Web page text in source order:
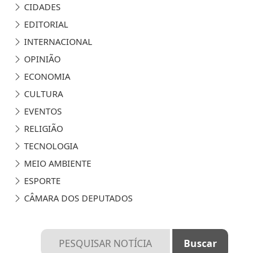
CIDADES
EDITORIAL
INTERNACIONAL
OPINIÃO
ECONOMIA
CULTURA
EVENTOS
RELIGIÃO
TECNOLOGIA
MEIO AMBIENTE
ESPORTE
CÂMARA DOS DEPUTADOS